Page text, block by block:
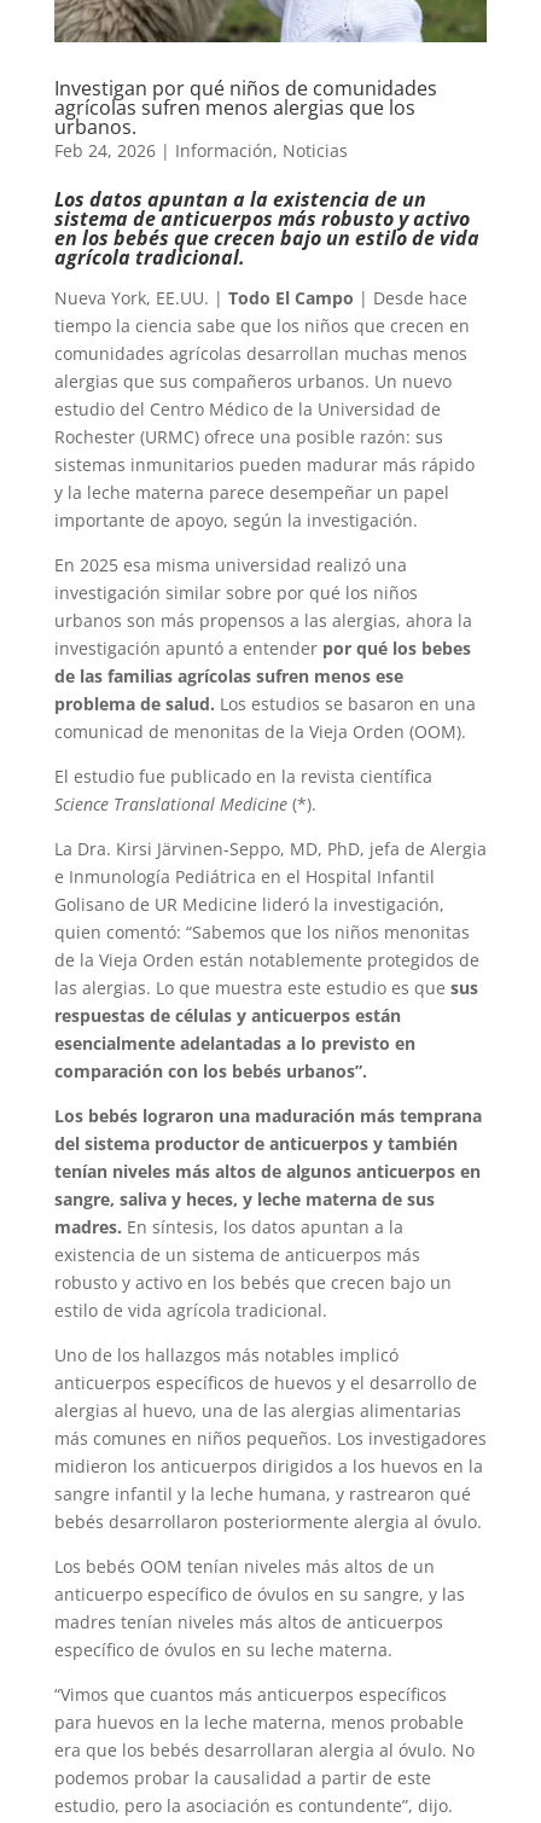
Investigan por qué niños de comunidades
agrícolas sufren menos alergias que los
urbanos.
Feb 24, 2026| Información, Noticias
Los datos apuntan a la existencia de un
sistema de anticuerpos más robusto y activo
en los bebés que crecen bajo un estilo de vida
agrícola tradicional.
Nueva York, EE.UU. | Todo El Campo | Desde hace
tiempo la ciencia sabe que los niños que crecen en
comunidades agrícolas desarrollan muchas menos
alergias que sus compañeros urbanos. Un nuevo
estudio del Centro Médico de la Universidad de
Rochester (URMC) ofrece una posible razón: sus
sistemas inmunitarios pueden madurar más rápido
y la leche materna parece desempeñar un papel
importante de apoyo, según la investigación.
En 2025 esa misma universidad realizó una
investigación similar sobre por qué los niños
urbanos son más propensos a las alergias, ahora la
investigación apuntó a entender por qué los bebes
de las familias agrícolas sufren menos ese
problema de salud. Los estudios se basaron en una
comunicad de menonitas de la Vieja Orden (OOM).
El estudio fue publicado en la revista científica
Science Translational Medicine (*).
La Dra. Kirsi Järvinen-Seppo, MD, PhD, jefa de Alergia
e Inmunología Pediátrica en el Hospital Infantil
Golisano de UR Medicine lideró la investigación,
quien comentó: “Sabemos que los niños menonitas
de la Vieja Orden están notablemente protegidos de
las alergias. Lo que muestra este estudio es que sus
respuestas de células y anticuerpos están
esencialmente adelantadas a lo previsto en
comparación con los bebés urbanos”.
Los bebés lograron una maduración más temprana
del sistema productor de anticuerpos y también
tenían niveles más altos de algunos anticuerpos en
sangre, saliva y heces, y leche materna de sus
madres. En síntesis, los datos apuntan a la
existencia de un sistema de anticuerpos más
robusto y activo en los bebés que crecen bajo un
estilo de vida agrícola tradicional.
Uno de los hallazgos más notables implicó
anticuerpos específicos de huevos y el desarrollo de
alergias al huevo, una de las alergias alimentarias
más comunes en niños pequeños. Los investigadores
midieron los anticuerpos dirigidos a los huevos en la
sangre infantil y la leche humana, y rastrearon qué
bebés desarrollaron posteriormente alergia al óvulo.
Los bebés OOM tenían niveles más altos de un
anticuerpo específico de óvulos en su sangre, y las
madres tenían niveles más altos de anticuerpos
específico de óvulos en su leche materna.
“Vimos que cuantos más anticuerpos específicos
para huevos en la leche materna, menos probable
era que los bebés desarrollaran alergia al óvulo. No
podemos probar la causalidad a partir de este
estudio, pero la asociación es contundente”, dijo.